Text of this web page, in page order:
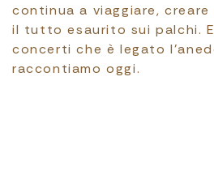
continua a viaggiare,
il tutto esaurito sui palchi.
concerti che è legato
raccontiamo oggi.